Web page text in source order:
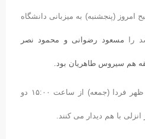
که از ساعت ۱۰:۰۰صبح امروز (پنجشنبه) به میزبانی دانشگاه
مسعود رضوانی و محمود نصر
هم سیروس طاهریان بود.
در ادامه رقابت های این هفته ظهر فردا (جمعه) از ساعت ۱۵:۰۰ دو
با هم دیدار می کنند.